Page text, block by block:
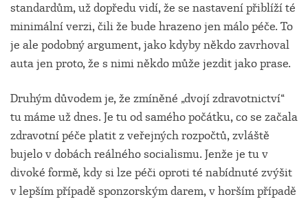
standardům, už dopředu vidí, že se nastavení přiblíží té
minimální verzi, čili že bude hrazeno jen málo péče. To
je ale podobný argument, jako kdyby někdo zavrhoval
auta jen proto, že s nimi někdo může jezdit jako prase.
Druhým důvodem je, že zmíněné „dvojí zdravotnictví“
tu máme už dnes. Je tu od samého počátku, co se začala
zdravotní péče platit z veřejných rozpočtů, zvláště
bujelo v dobách reálného socialismu. Jenže je tu v
divoké formě, kdy si lze péči oproti té nabídnuté zvýšit
v lepším případě sponzorským darem, v horším případě